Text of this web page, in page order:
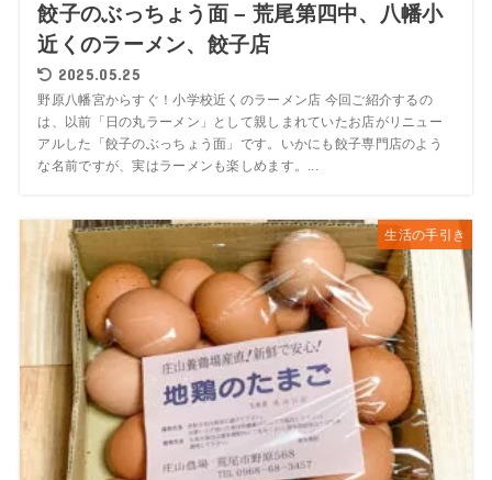
餃子のぶっちょう面 – 荒尾第四中、八幡小
近くのラーメン、餃子店
2025.05.25
野原八幡宮からすぐ！小学校近くのラーメン店 今回ご紹介するの
は、以前「日の丸ラーメン」として親しまれていたお店がリニュー
アルした「餃子のぶっちょう面」です。いかにも餃子専門店のよう
な名前ですが、実はラーメンも楽しめます。...
生活の手引き